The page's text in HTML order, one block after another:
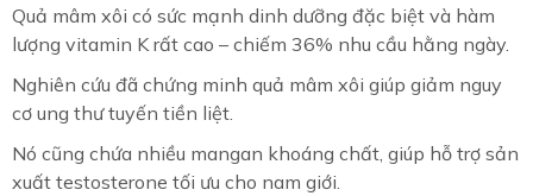
Quả mâm xôi có sức mạnh dinh dưỡng đặc biệt và hàm
lượng vitamin K rất cao – chiếm 36% nhu cầu hằng ngày.
Nghiên cứu đã chứng minh quả mâm xôi giúp giảm nguy
cơ ung thư tuyến tiền liệt.
Nó cũng chứa nhiều mangan khoáng chất, giúp hỗ trợ sản
xuất testosterone tối ưu cho nam giới.